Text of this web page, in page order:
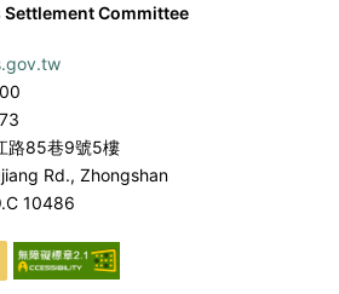
Committee
路85巷9號5樓
Rd., Zhongshan
10486